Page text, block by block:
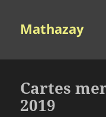
Mathazay
Cartes
2019